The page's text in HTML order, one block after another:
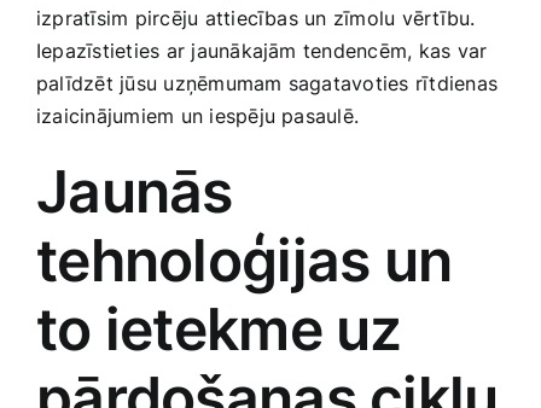
Smaržas, kosmētika
Sports, tūrisms un atpūta
TV un Sadzīves tehnika
Zoo preces
izpratīsim pircēju attiecības un zīmolu vērtību.
Iepazīstieties ar jaunākajām‌ tendencēm, kas var
palīdzēt jūsu uzņēmumam sagatavoties rītdienas
izaicinājumiem un iespēju pasaulē.
Jaunās
tehnoloģijas un
to ietekme uz